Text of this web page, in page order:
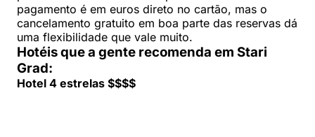
pagamento é em euros direto no cartão, mas o
cancelamento gratuito em boa parte das reservas dá
uma flexibilidade que vale muito.
Hotéis que a gente recomenda em Stari
Grad:
Hotel 4 estrelas $$$$